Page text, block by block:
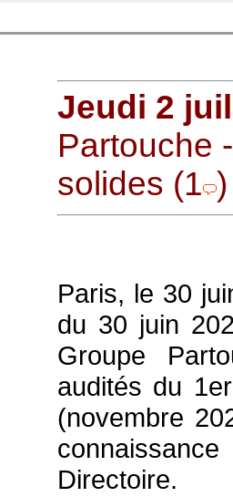
Jeudi 2
Partouche
solides (1 )
Paris, le 30
du 30 juin
Groupe
audités du
(novembre
Directoire.